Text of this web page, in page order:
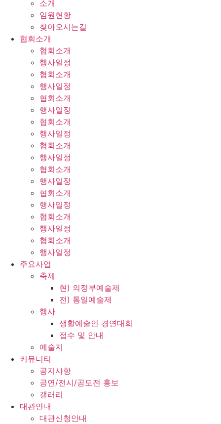
소개
임원현황
찾아오시는길
협회소개
협회소개
행사일정
협회소개
행사일정
협회소개
행사일정
협회소개
행사일정
협회소개
행사일정
협회소개
행사일정
협회소개
행사일정
협회소개
행사일정
협회소개
행사일정
주요사업
축제
현) 의정부예술제
전) 통일예술제
행사
생활예술인 경연대회
접수 및 안내
예술지
커뮤니티
공지사항
공연/전시/공모전 홍보
갤러리
대관안내
대관신청안내